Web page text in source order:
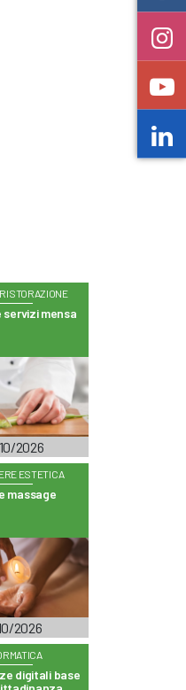
servizi mensa
2026
ESTETICA
massage
2026
digitali base